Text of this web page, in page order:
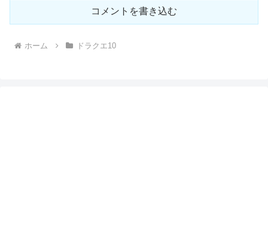
コメントを書き込む
ホーム ドラクエ10